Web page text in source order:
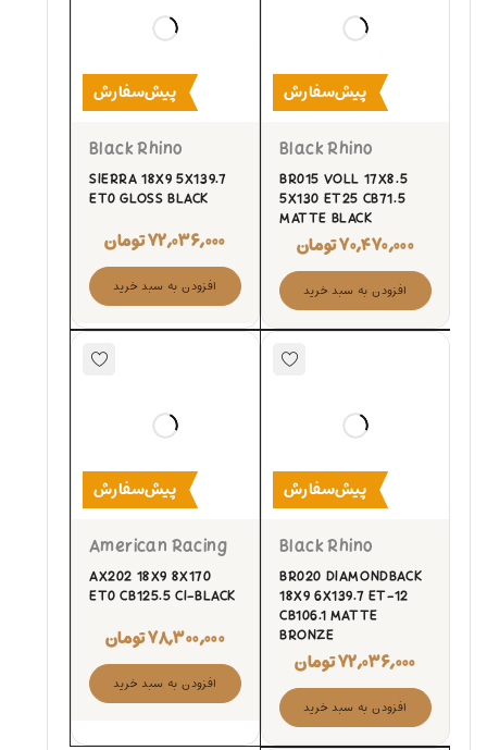
پیش‌سفارش
Black Rhino
BR015 VOLL 17X8.5
5X130 ET25 CB71.5
MATTE BLACK
۷۰,۴۷۰,۰۰۰تومان
افزودن به سبد خرید
پیش‌سفارش
Black Rhino
SIERRA 18X9 5X139.7
ET0 GLOSS BLACK
۷۲,۰۳۶,۰۰۰تومان
افزودن به سبد خرید
پیش‌سفارش
Black Rhino
BR020 DIAMONDBACK
18X9 6X139.7 ET-12
CB106.1 MATTE
BRONZE
۷۲,۰۳۶,۰۰۰تومان
افزودن به سبد خرید
پیش‌سفارش
American Racing
AX202 18X9 8X170
ET0 CB125.5 CI-BLACK
۷۸,۳۰۰,۰۰۰تومان
افزودن به سبد خرید